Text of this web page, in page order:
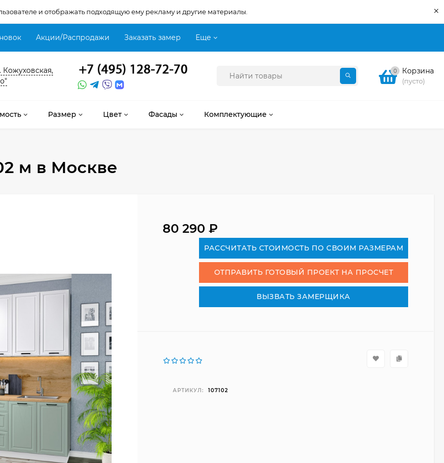
и отображать подходящую ему рекламу и другие материалы. ×
Акции/Распродажи Заказать замер Еще
Кожуховская,
0 Корзина
(пусто)
Размер Цвет Фасады Комплектующие
м в Москве
80 290₽
РАСCЧИТАТЬ СТОИМОСТЬ ПО СВОИМ РАЗМЕРАМ
ОТПРАВИТЬ ГОТОВЫЙ ПРОЕКТ НА ПРОСЧЕТ
ВЫЗВАТЬ ЗАМЕРЩИКА
АРТИКУЛ: 107102